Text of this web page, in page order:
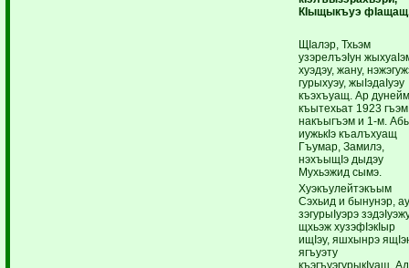
КIыщыкъуэ
ЩIалэр, Тхьэм
узэрелъэIун
хуэдэу, жану,
гурыхуэу, жыIэдаIуэу
къэхъуащ. Ар
къытехьат 1923 гъэм
накъыгъэм и 1-м.
иужькIэ къалъхуащ
Гъумар, Замилэ,
нэхъыщIэ дыдэу
Мухьэжид сымэ.
Хуэкъулейтэкъым
Сэхьид и бынунэр,
зэгурыIуэрэ
щхьэж хузэфIэкIыр
ищIэу, яшхынрэ
ягъуэту
къэгъуэгурыкIуащ.